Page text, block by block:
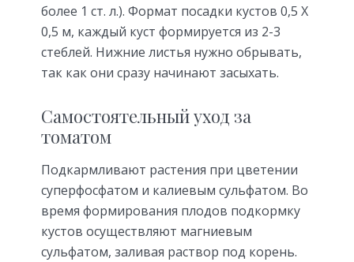
более 1 ст. л.). Формат посадки кустов 0,5 Х
0,5 м, каждый куст формируется из 2-3
стеблей. Нижние листья нужно обрывать,
так как они сразу начинают засыхать.
Самостоятельный уход за
томатом
Подкармливают растения при цветении
суперфосфатом и калиевым сульфатом. Во
время формирования плодов подкормку
кустов осуществляют магниевым
сульфатом, заливая раствор под корень.